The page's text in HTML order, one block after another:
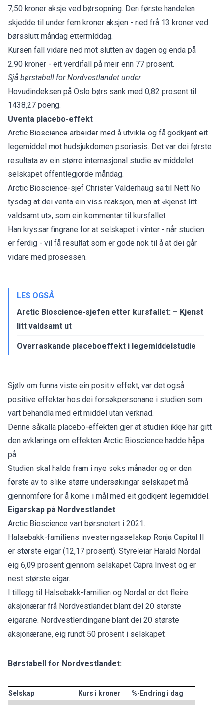
7,50 kroner aksje ved børsopning. Den første handelen
skjedde til under fem kroner aksjen - ned frå 13 kroner ved
børsslutt måndag ettermiddag.
Kursen fall vidare ned mot slutten av dagen og enda på
2,90 kroner - eit verdifall på meir enn 77 prosent.
Sjå børstabell for Nordvestlandet under
Hovudindeksen på Oslo børs sank med 0,82 prosent til
1438,27 poeng.
Uventa placebo-effekt
Arctic Bioscience arbeider med å utvikle og få godkjent eit
legemiddel mot hudsjukdomen psoriasis. Det var dei første
resultata av ein større internasjonal studie av middelet
selskapet offentlegjorde måndag.
Arctic Bioscience-sjef Christer Valderhaug sa til Nett No
tysdag at dei venta ein viss reaksjon, men at «kjenst litt
valdsamt ut», som ein kommentar til kursfallet.
Han kryssar fingrane for at selskapet i vinter - når studien
er ferdig - vil få resultat som er gode nok til å at dei går
vidare med prosessen.
LES OGSÅ
Arctic Bioscience-sjefen etter kursfallet: – Kjenst
litt valdsamt ut
Overraskande placeboeffekt i legemiddelstudie
Sjølv om funna viste ein positiv effekt, var det også
positive effektar hos dei forsøkpersonane i studien som
vart behandla med eit middel utan verknad.
Denne såkalla placebo-effekten gjer at studien ikkje har gitt
den avklaringa om effekten Arctic Bioscience hadde håpa
på.
Studien skal halde fram i nye seks månader og er den
første av to slike større undersøkingar selskapet må
gjennomføre for å kome i mål med eit godkjent legemiddel.
Eigarskap på Nordvestlandet
Arctic Bioscience vart børsnotert i 2021.
Halsebakk-familiens investeringsselskap Ronja Capital II
er største eigar (12,17 prosent). Styreleiar Harald Nordal
eig 6,09 prosent gjennom selskapet Capra Invest og er
nest største eigar.
I tillegg til Halsebakk-familien og Nordal er det fleire
aksjonærar frå Nordvestlandet blant dei 20 største
eigarane. Nordvestlendingane blant dei 20 største
aksjonærane, eig rundt 50 prosent i selskapet.
Børstabell for Nordvestlandet:
Selskap Kurs i kroner %-Endring i dag